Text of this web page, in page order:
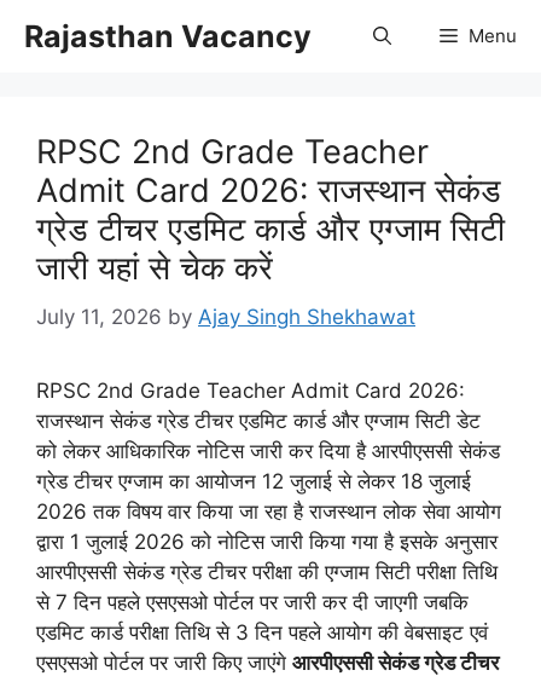
Rajasthan Vacancy Menu
RPSC 2nd Grade Teacher
Admit Card 2026: राजस्थान सेकंड
ग्रेड टीचर एडमिट कार्ड और एग्जाम सिटी
जारी यहां से चेक करें
July 11, 2026 by Ajay Singh Shekhawat
RPSC 2nd Grade Teacher Admit Card 2026:
राजस्थान सेकंड ग्रेड टीचर एडमिट कार्ड और एग्जाम सिटी डेट
को लेकर आधिकारिक नोटिस जारी कर दिया है आरपीएससी सेकंड
ग्रेड टीचर एग्जाम का आयोजन 12 जुलाई से लेकर 18 जुलाई
2026 तक विषय वार किया जा रहा है राजस्थान लोक सेवा आयोग
द्वारा 1 जुलाई 2026 को नोटिस जारी किया गया है इसके अनुसार
आरपीएससी सेकंड ग्रेड टीचर परीक्षा की एग्जाम सिटी परीक्षा तिथि
से 7 दिन पहले एसएसओ पोर्टल पर जारी कर दी जाएगी जबकि
एडमिट कार्ड परीक्षा तिथि से 3 दिन पहले आयोग की वेबसाइट एवं
एसएसओ पोर्टल पर जारी किए जाएंगे आरपीएससी सेकंड ग्रेड टीचर